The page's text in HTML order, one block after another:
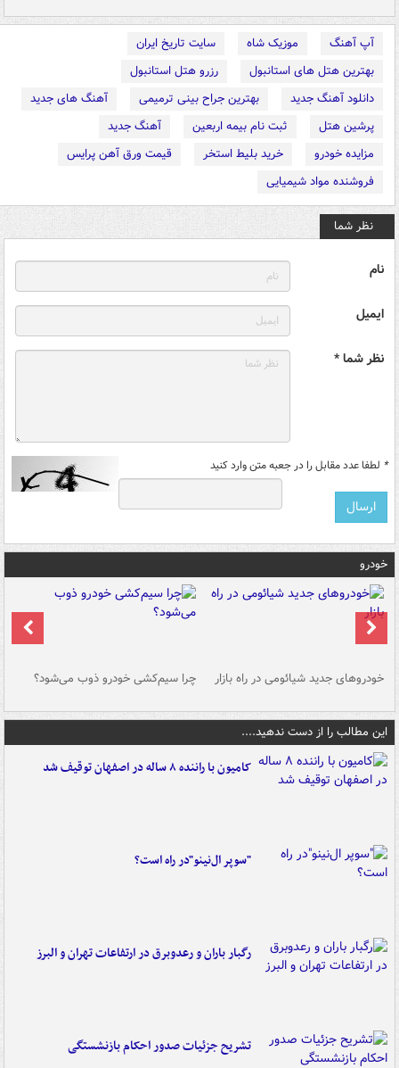
آپ آهنگ موزیک شاه
سایت تاریخ ایران
بهترین هتل های استانبول
رزرو هتل استانبول
دانلود آهنگ جدید
بهترین جراح بینی ترمیمی
آهنگ های جدید
پرشین هتل
ثبت نام بیمه اربعین
آهنگ جدید
مزایده خودرو
خرید بلیط استخر
قیمت ورق آهن پرایس
فروشنده مواد شیمیایی
نظر شما
نام
ایمیل
نظر شما *
* لطفا عدد مقابل را در جعبه متن وارد کنید
خودرو
خودروهای جدید شیائومی در راه بازار چرا سیم‌کشی خودرو ذوب می‌شود؟
این مطالب را از دست ندهید....
کامیون با راننده ۸ ساله در اصفهان توقیف شد
"سوپر ال‌نینو"در راه است؟
رگبار باران و رعدوبرق در ارتفاعات تهران و البرز
تشریح جزئیات صدور احکام بازنشستگی